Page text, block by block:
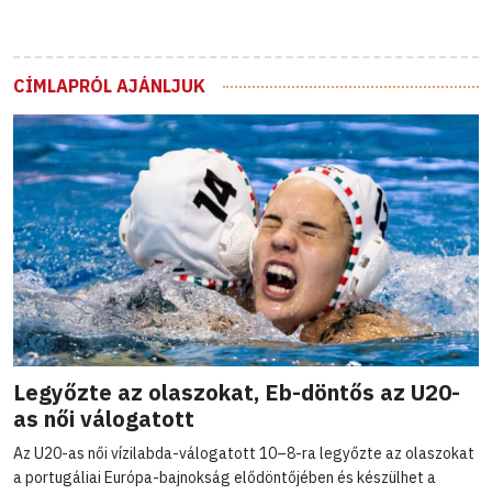
CÍMLAPRÓL AJÁNLJUK
Legyőzte az olaszokat, Eb-döntős az U20-
as női válogatott
Az U20-as női vízilabda-válogatott 10–8-ra legyőzte az olaszokat
a portugáliai Európa-bajnokság elődöntőjében és készülhet a